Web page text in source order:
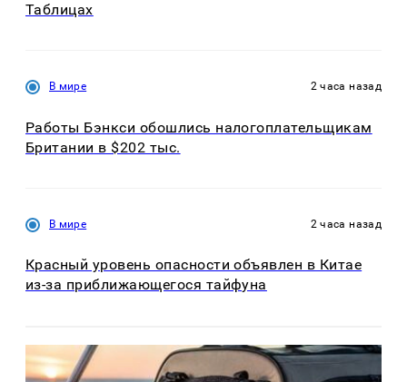
Таблицах
В мире 2 часа назад
Работы Бэнкси обошлись налогоплательщикам
Британии в $202 тыс.
В мире 2 часа назад
Красный уровень опасности объявлен в Китае
из-за приближающегося тайфуна